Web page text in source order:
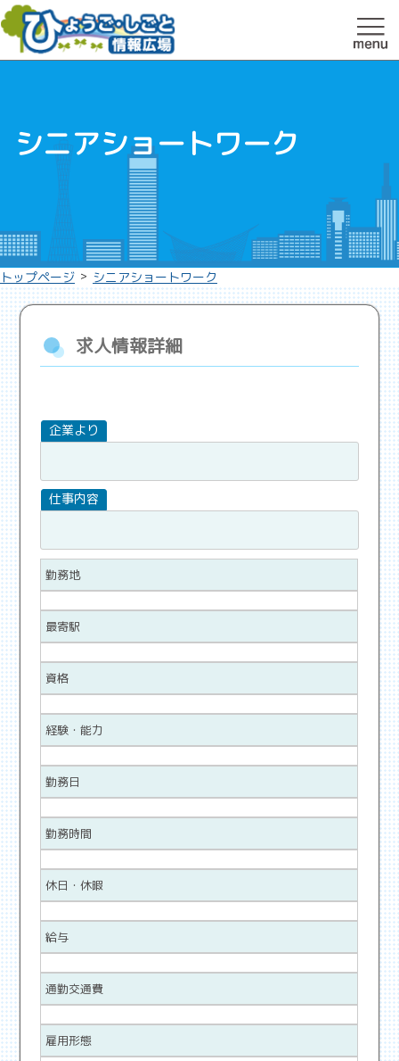
シニアショートワーク
トップページ > シニアショートワーク
求人情報詳細
勤務地
最寄駅
資格
経験・能力
勤務日
勤務時間
休日・休暇
給与
通勤交通費
雇用形態